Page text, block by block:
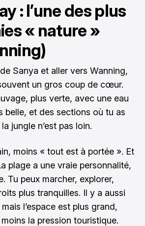
: l’une des plus
« nature »
Sanya et aller vers Wanning,
un gros coup de cœur.
plus verte, avec une eau
belle, et des sections où tu as
jungle n’est pas loin.
moins « tout est à portée ». Et
plage a une vraie personnalité,
Tu peux marcher, explorer,
plus tranquilles. Il y a aussi
l’espace est plus grand,
la pression touristique.